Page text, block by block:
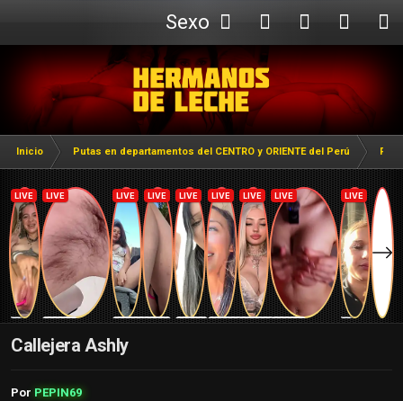
Sexo
Webcam
Inicio Putas en departamentos del CENTRO y ORIENTE del Perú
Callejera Ashly
Por PEPIN69